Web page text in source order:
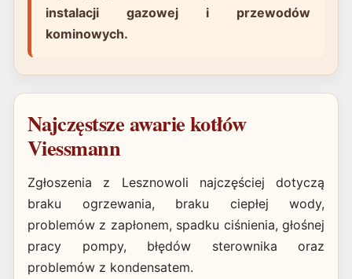
instalacji gazowej i przewodów
kominowych.
Najczęstsze awarie kotłów
Viessmann
Zgłoszenia z Lesznowoli najczęściej dotyczą
braku ogrzewania, braku ciepłej wody,
problemów z zapłonem, spadku ciśnienia, głośnej
pracy pompy, błędów sterownika oraz
problemów z kondensatem.